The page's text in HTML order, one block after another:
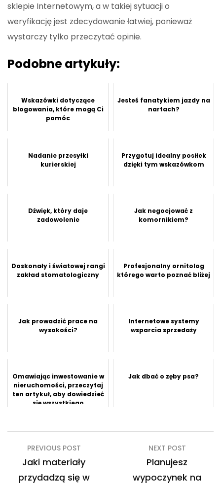
sklepie Internetowym, a w takiej sytuacji o
weryfikację jest zdecydowanie łatwiej, ponieważ
wystarczy tylko przeczytać opinie.
Podobne artykuły:
Wskazówki dotyczące
blogowania, które mogą Ci
pomóc
Jesteś fanatykiem jazdy na
nartach?
Nadanie przesyłki
kurierskiej
Przygotuj idealny posiłek
dzięki tym wskazówkom
Dźwięk, który daje
zadowolenie
Jak negocjować z
komornikiem?
Doskonały i światowej rangi
zakład stomatologiczny
Profesjonalny ornitolog
którego warto poznać bliżej
Jak prowadzić prace na
wysokości?
Internetowe systemy
wsparcia sprzedaży
Omawiając inwestowanie w
nieruchomości, przeczytaj
ten artykuł, aby dowiedzieć
się wszystkiego
Jak dbać o zęby psa?
Nawigacja
wpisu
PREVIOUS POST
Jaki materiały
przydadzą się w
NEXT POST
Planujesz
wypoczynek na